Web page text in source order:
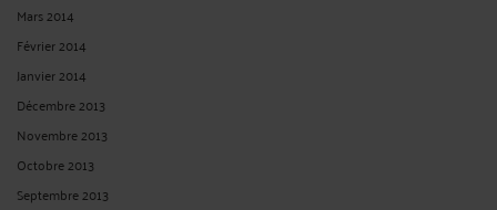
Mars 2014
Février 2014
Janvier 2014
Décembre 2013
Novembre 2013
Octobre 2013
Septembre 2013